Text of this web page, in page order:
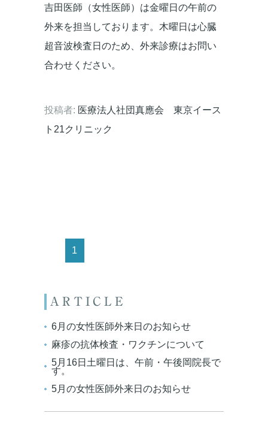
吉田医師（女性医師）は金曜日の午前の
外来を担当しております。木曜日は心臓
超音波検査日のため、外来診療はお問い
合わせください。
投稿者: 医療法人社団真應会 東京イース
ト21クリニック
1
ARTICLE
6月の女性医師外来日のお知らせ
麻疹の抗体検査・ワクチンについて
5月16日土曜日は、午前・午後岡院長で
す。
5月の女性医師外来日のお知らせ